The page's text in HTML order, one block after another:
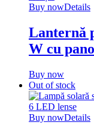
Buy nowDetails
Lanternă
W cu
Buy now
Out of stock
Buy nowDetails